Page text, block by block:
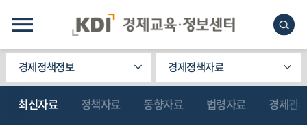
경제정책정보 경제정책자료
최신자료 정책자료 동향자료 법령자료 경제관